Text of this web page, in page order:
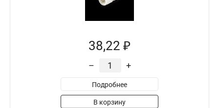
38,22 ₽
– +
Подробнее
В корзину